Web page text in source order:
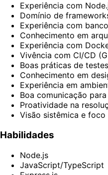
Experiência com
Domínio de
Experiência com
Conhecimento em
Experiência com
Vivência com CI/CD
Boas práticas de
Conhecimento em
Experiência em
Boa comunicação
Proatividade na
Visão sistêmica e foco
Habilidades
Node.js
JavaScript/TypeScript